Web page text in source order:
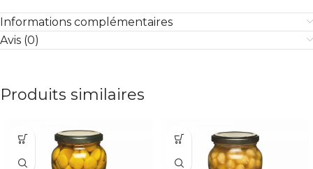
Informations complémentaires
Avis (0)
Produits similaires